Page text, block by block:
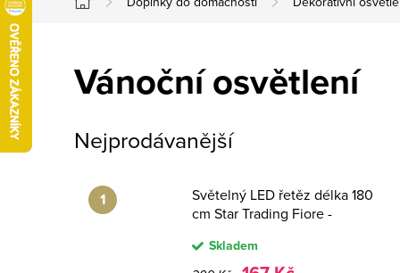
Domů
Vánoční osvětlení
Nejprodávanější
Světelný LED řetěz délka 180
cm Star Trading Fiore -
Skladem